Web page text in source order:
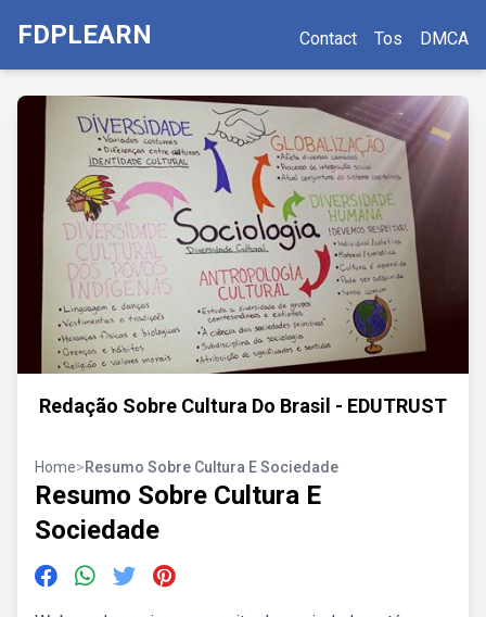
FDPLEARN Contact Tos DMCA
Redação Sobre Cultura Do Brasil - EDUTRUST
Home>Resumo Sobre Cultura E Sociedade
Resumo Sobre Cultura E
Sociedade